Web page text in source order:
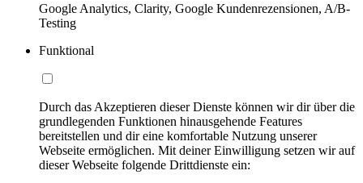
Google Analytics, Clarity, Google Kundenrezensionen, A/B-
Testing
Funktional
Durch das Akzeptieren dieser Dienste können wir dir über die
grundlegenden Funktionen hinausgehende Features
bereitstellen und dir eine komfortable Nutzung unserer
Webseite ermöglichen. Mit deiner Einwilligung setzen wir auf
dieser Webseite folgende Drittdienste ein: